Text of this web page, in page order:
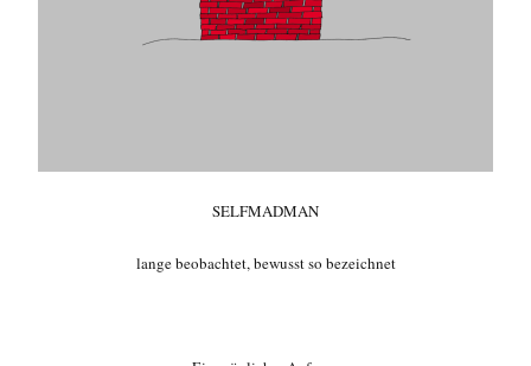
SELFMADMAN
lange beobachtet, bewusst so bezeichnet